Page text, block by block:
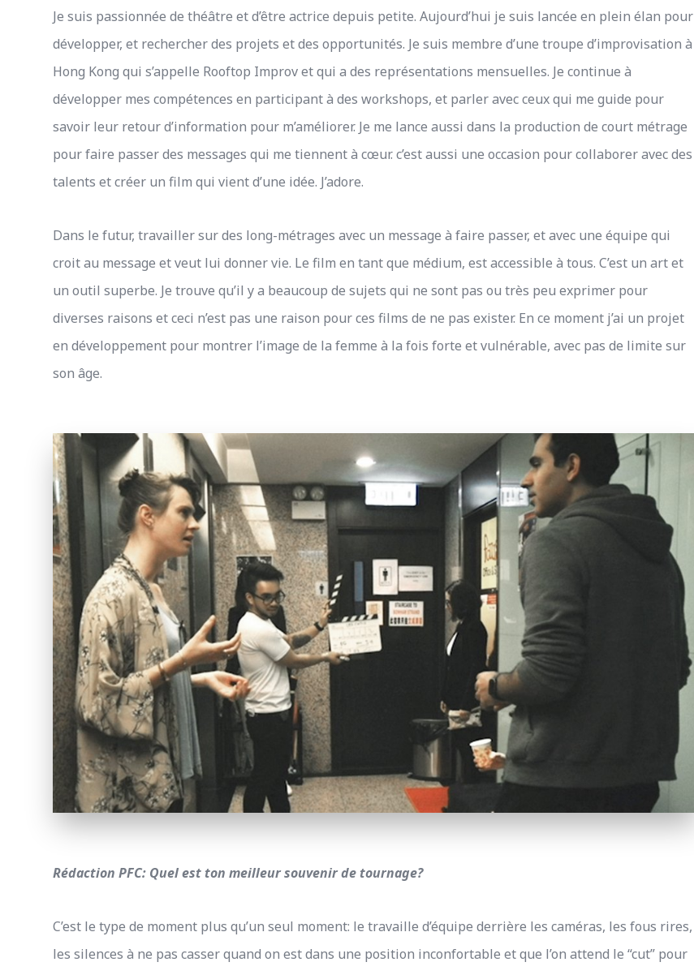
Je suis passionnée de théâtre et d’être actrice depuis petite. Aujourd’hui je suis lancée en plein élan pour
développer, et rechercher des projets et des opportunités. Je suis membre d’une troupe d’improvisation à
Hong Kong qui s’appelle Rooftop Improv et qui a des représentations mensuelles. Je continue à
développer mes compétences en participant à des workshops, et parler avec ceux qui me guide pour
savoir leur retour d’information pour m’améliorer. Je me lance aussi dans la production de court métrage
pour faire passer des messages qui me tiennent à cœur. c’est aussi une occasion pour collaborer avec des
talents et créer un film qui vient d’une idée. J’adore.
Dans le futur, travailler sur des long-métrages avec un message à faire passer, et avec une équipe qui
croit au message et veut lui donner vie. Le film en tant que médium, est accessible à tous. C’est un art et
un outil superbe. Je trouve qu’il y a beaucoup de sujets qui ne sont pas ou très peu exprimer pour
diverses raisons et ceci n’est pas une raison pour ces films de ne pas exister. En ce moment j’ai un projet
en développement pour montrer l’image de la femme à la fois forte et vulnérable, avec pas de limite sur
son âge.
Rédaction PFC: Quel est ton meilleur souvenir de tournage?
C’est le type de moment plus qu’un seul moment: le travaille d’équipe derrière les caméras, les fous rires,
les silences à ne pas casser quand on est dans une position inconfortable et que l’on attend le “cut” pour